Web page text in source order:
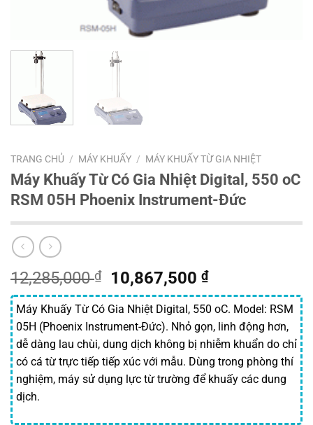
TRANG CHỦ / MÁY KHUẤY / MÁY KHUẤY TỪ GIA NHIỆT
Máy Khuấy Từ Có Gia Nhiệt Digital, 550 oC
RSM 05H Phoenix Instrument-Đức
12,285,000₫
Giá
gốc
là:
12,285,000 ₫.
10,867,500₫Giá
hiện
tại
là:
10,867,500 ₫.
Máy Khuấy Từ Có Gia Nhiệt Digital, 550 oC. Model: RSM
05H (Phoenix Instrument-Đức). Nhỏ gọn, linh động hơn,
dễ dàng lau chùi, dung dịch không bị nhiễm khuẩn do chỉ
có cá từ trực tiếp tiếp xúc với mẫu. Dùng trong phòng thí
nghiệm, máy sử dụng lực từ trường để khuấy các dung
dịch.